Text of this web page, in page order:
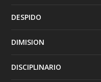
DESPIDO
DIMISION
DISCIPLINARIO